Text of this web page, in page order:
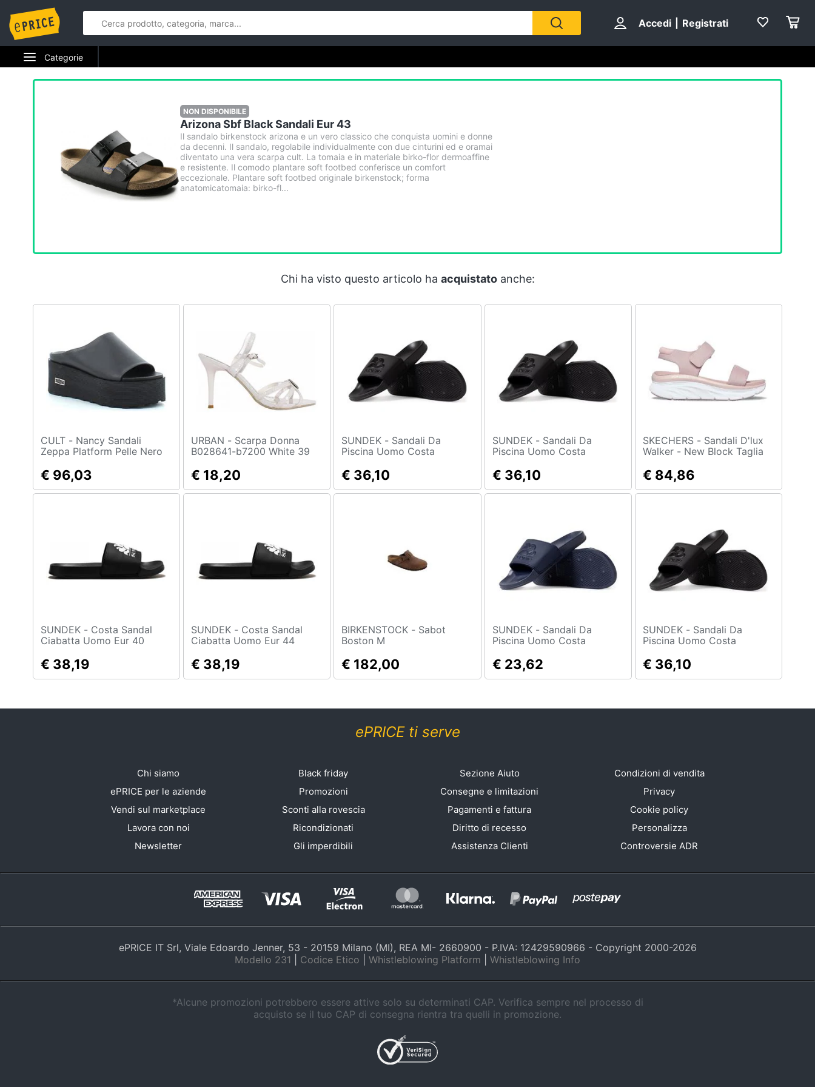
Accedi Registrati
Categorie
Elettrodomestici
Tv e Home Cinema
Smart home
Salute e igiene
Beauty
Giocattoli
Prima infanzia
Casalinghi
Animali
Libri, cd e dvd
Promozioni
NON DISPONIBILE
Arizona Sbf Black Sandali Eur 43
Il sandalo birkenstock arizona e un vero classico che conquista uomini e donne
da decenni. Il sandalo, regolabile individualmente con due cinturini ed e oramai
diventato una vera scarpa cult. La tomaia e in materiale birko-flor dermoaffine
e resistente. Il comodo plantare soft footbed conferisce un comfort
eccezionale. Plantare soft footbed originale birkenstock; forma
anatomicatomaia: birko-fl...
Chi ha visto questo articolo ha acquistatoanche:
CULT - Nancy Sandali
Zeppa Platform Pelle Nero
€ 96,03
URBAN - Scarpa Donna
B028641-b7200 White 39
€ 18,20
SUNDEK - Sandali Da
Piscina Uomo Costa
€ 36,10
SUNDEK - Sandali Da
Piscina Uomo Costa
€ 36,10
SKECHERS - Sandali D'lux
Walker - New Block Taglia
Rosa
€ 84,86
SUNDEK - Costa Sandal
Ciabatta Uomo Eur 40
€ 38,19
SUNDEK - Costa Sandal
Ciabatta Uomo Eur 44
€ 38,19
BIRKENSTOCK - Sabot
Boston M
€ 182,00
SUNDEK - Sandali Da
Piscina Uomo Costa
€ 23,62
SUNDEK - Sandali Da
Piscina Uomo Costa
€ 36,10
ePRICE ti serve
Chi siamo
ePRICE per le aziende
Vendi sul marketplace
Lavora con noi
Newsletter
Black friday
Promozioni
Sconti alla rovescia
Ricondizionati
Gli imperdibili
Sezione Aiuto
Consegne e limitazioni
Pagamenti e fattura
Diritto di recesso
Assistenza Clienti
Condizioni di vendita
Privacy
Cookie policy
Personalizza
Controversie ADR
ePRICE IT Srl, Viale Edoardo Jenner, 53 - 20159 Milano (MI), REA MI- 2660900 - P.IVA: 12429590966 - Copyright 2000-2026
Modello 231
Codice Etico Whistleblowing Platform Whistleblowing Info
*Alcune promozioni potrebbero essere attive solo su determinati CAP. Verifica sempre nel processo di
acquisto se il tuo CAP di consegna rientra tra quelli in promozione.